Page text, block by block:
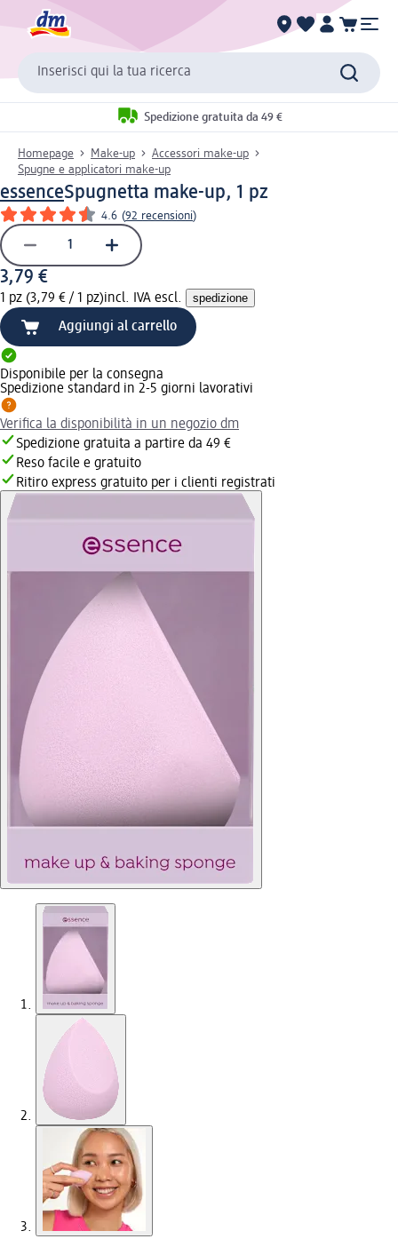
Inserisci qui la tua ricerca
Spedizione gratuita da 49 €
Homepage Make-up
Accessori make-up
Spugne e applicatori make-up
essenceSpugnetta make-up, 1 pz
4.6 (92 recensioni)
3,79 €
1 pz (3,79 € / 1 pz)incl. IVA escl. spedizione
Aggiungi al carrello
Disponibile per la consegna
Spedizione standard in 2-5 giorni lavorativi
Verifica la disponibilità in un negozio dm
Spedizione gratuita a partire da 49 €
Reso facile e gratuito
Ritiro express gratuito per i clienti registrati